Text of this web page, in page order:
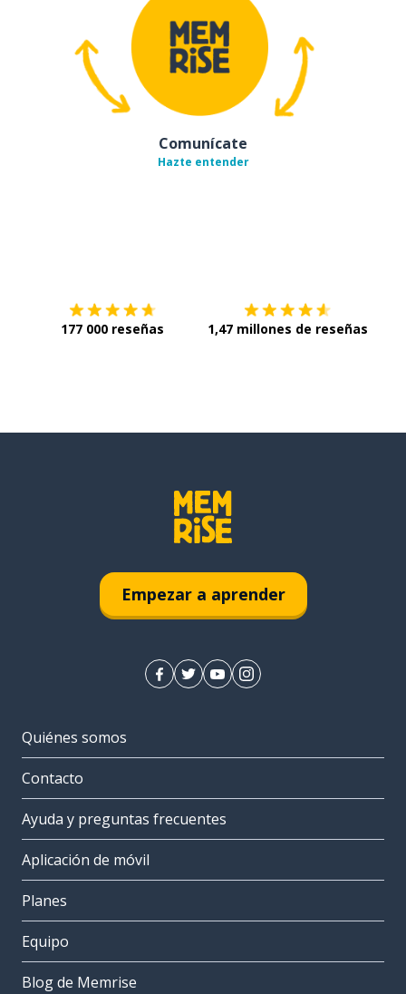
Comunícate
Hazte entender
177 000 reseñas 1,47 millones de reseñas
Empezar a aprender
Quiénes somos
Contacto
Ayuda y preguntas frecuentes
Aplicación de móvil
Planes
Equipo
Blog de Memrise